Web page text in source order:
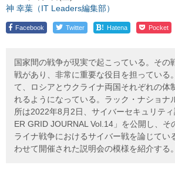
神 幸葉（IT Leaders編集部）
Facebook Twitter ! Hatena Pocket
国家間の戦争が現実で起こっている。その
戦があり、非常に重要な役目を担っている
て、ロシアとウクライナ両国それぞれの体
れるようになっている。ラック・ナショナ
所は2022年8月2日、サイバーセキュリテ
ER GRID JOURNAL Vol.14」を公開し、そ
ライナ戦争におけるサイバー戦を論じてい
わせて開催された説明会の模様を紹介する。